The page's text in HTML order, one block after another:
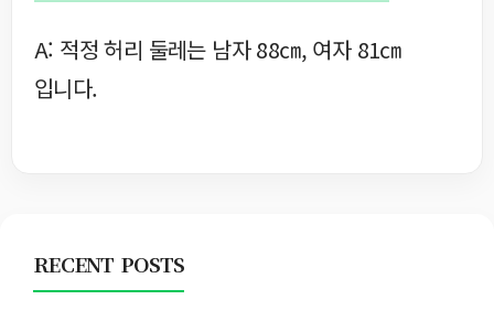
A: 적정 허리 둘레는 남자 88㎝, 여자 81㎝
입니다.
RECENT POSTS